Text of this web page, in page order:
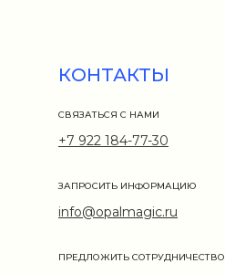
КОНТАКТЫ
info@opalmagic.ru
+7 922 184-77-30
СВЯЗАТЬСЯ С НАМИ
ЗАПРОСИТЬ ИНФОРМАЦИЮ
ПРЕДЛОЖИТЬ СОТРУДНИЧЕСТВО